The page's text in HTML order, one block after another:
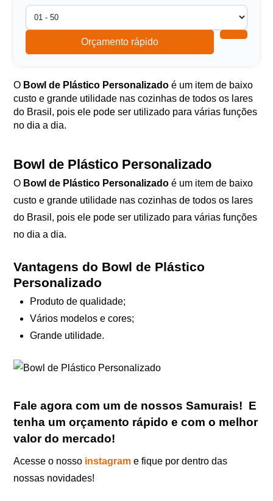
Orçamento rápido
O Bowl de Plástico Personalizadoé um item de baixo
custo e grande utilidade nas cozinhas de todos os lares
do Brasil, pois ele pode ser utilizado para várias funções
no dia a dia.
Bowl de Plástico Personalizado
O Bowl de Plástico Personalizadoé um item de baixo
custo e grande utilidade nas cozinhas de todos os lares
do Brasil, pois ele pode ser utilizado para várias funções
no dia a dia.
Vantagens do Bowl de Plástico
Personalizado
Produto de qualidade;
Vários modelos e cores;
Grande utilidade.
Fale agora com um de nossos Samurais! E
tenha um orçamento rápido e com o melhor
valor do mercado!
Acesse o nosso instagram e fique por dentro das
nossas novidades!